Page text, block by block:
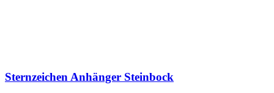
Sternzeichen Anhänger Steinbock